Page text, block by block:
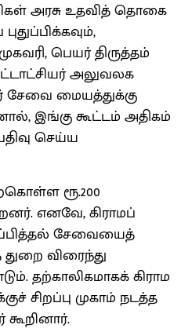
அரசு உதவித் தொகை
பெயர் திருத்தம்
அலுவலக
மையத்துக்கு
இங்கு கூட்டம் அதிகம்
செய்ய
ரூ.200
எனவே, கிராமப்
சேவையைத்
விரைந்து
தற்காலிகமாகக் கிராம
சிறப்பு முகாம் நடத்த